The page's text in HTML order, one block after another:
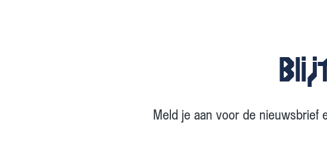
Meld je aan voor de nieuwsbrief